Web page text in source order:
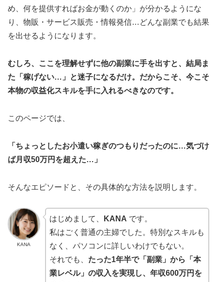
め、何を提供すればお金が動くのか」が分かるようにな
り、物販・サービス販売・情報発信…どんな副業でも結果
を出せるようになります。
むしろ、ここを理解せずに他の副業に手を出すと、結局ま
た「稼げない…」と迷子になるだけ。だからこそ、今こそ
本物の収益化スキルを手に入れるべきなのです。
このページでは、
「ちょっとしたお小遣い稼ぎのつもりだったのに…気づけ
ば月収50万円を超えた…」
そんなエピソードと、その具体的な方法を説明します。
KANA
はじめまして、 KANA です。
私はごく普通の主婦でした。特別なスキルも
なく、パソコンに詳しいわけでもない。
それでも、 たった1年半で「副業」から「本
業レベル」の収入を実現し、年収600万円を